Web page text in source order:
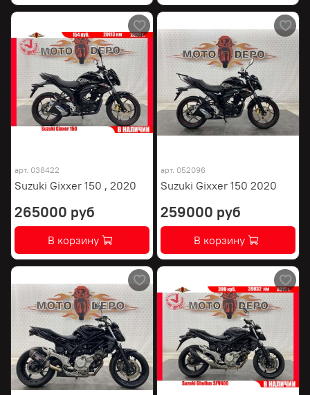
арт. 038422
Suzuki Gixxer 150 , 2020
265000 руб
В корзину
арт. 052096
Suzuki Gixxer 150 2020
259000 руб
В корзину